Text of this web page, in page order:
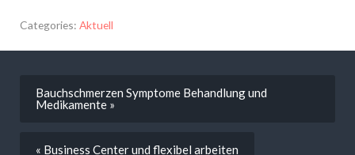
Categories: Aktuell
Bauchschmerzen Symptome Behandlung und
Medikamente »
« Business Center und flexibel arbeiten